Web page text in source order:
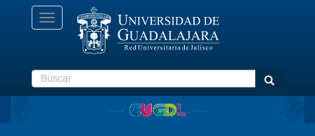
Toggle
navigation
Buscar Buscar